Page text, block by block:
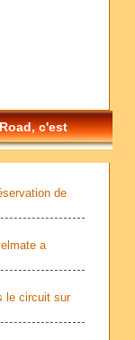
c'est
de
a
le circuit sur